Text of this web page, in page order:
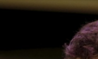
MAIL